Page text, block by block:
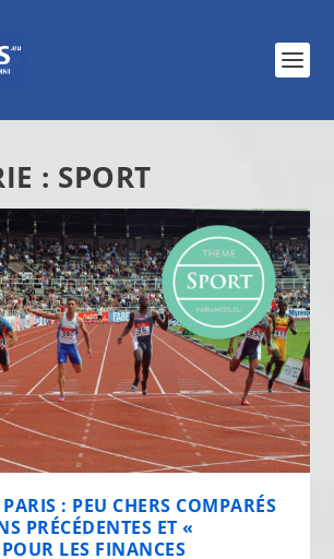
: SPORT
PARIS : PEU CHERS COMPARÉS
PRÉCÉDENTES ET «
LES FINANCES